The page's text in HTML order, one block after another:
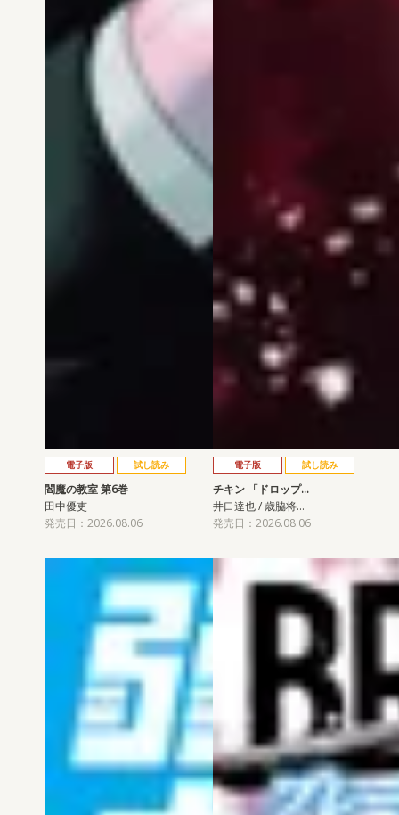
電子版 試し読み
閻魔の教室 第6巻
田中優吏
発売日：2026.08.06
電子版 試し読み
チキン 「ドロップ…
井口達也 / 歳脇将…
発売日：2026.08.06